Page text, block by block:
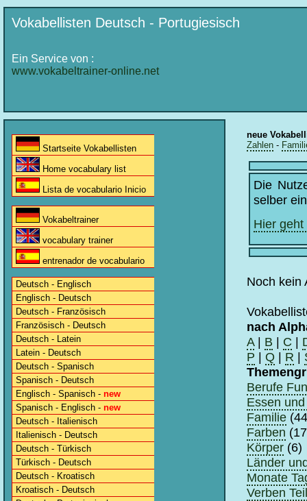
Vokabellisten Deutsch - Portugiesisch
Ein Service von :
www.vokabeltrainer-online.net
Startseite Vokabellisten
Home vocabulary list
Lista de vocabulario Inicio
Vokabeltrainer
vocabulary trainer
entrenador de vocabulario
Deutsch - Englisch
Englisch - Deutsch
Deutsch - Französisch
Französisch - Deutsch
Deutsch - Latein
Latein - Deutsch
Deutsch - Spanisch
Spanisch - Deutsch
Englisch - Spanisch - new
Spanisch - Englisch - new
Deutsch - Italienisch
Italienisch - Deutsch
Deutsch - Türkisch
Türkisch - Deutsch
Deutsch - Kroatisch
Kroatisch - Deutsch
neue
Zahlen -
Die
selber
Hier
Noch kein
nach
A| B | C |
P | Q | R |
Berufe
Essen
Familie
Farben
Körper (6)
Länder
Monate
Verben